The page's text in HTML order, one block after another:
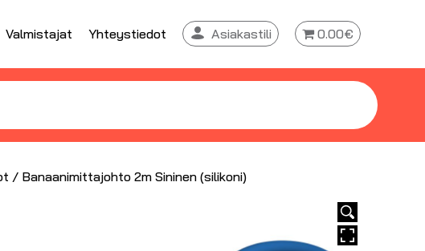
Valmistajat Yhteystiedot Asiakastili 0.00€
/ Banaanimittajohto 2m Sininen (silikoni)